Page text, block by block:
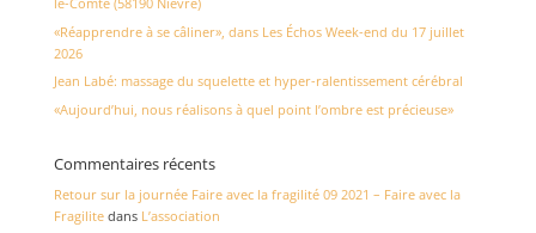
«Réapprendre à se câliner», dans Les Échos Week-end du 17 juillet
2026
Jean Labé: massage du squelette et hyper-ralentissement cérébral
«Aujourd’hui, nous réalisons à quel point l’ombre est précieuse»
Commentaires récents
Retour sur la journée Faire avec la fragilité 09 2021 – Faire avec la
Fragilitedans L’association